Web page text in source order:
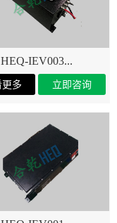
HEQ-IEV003...